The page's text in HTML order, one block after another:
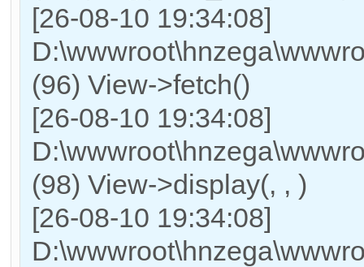
[26-08-10 19:34:08]
(96) View->fetch()
[26-08-10 19:34:08]
(98) View->display(, , )
[26-08-10 19:34:08]